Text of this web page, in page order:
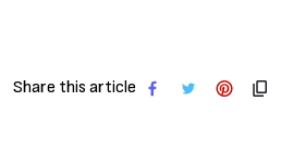
Share this article